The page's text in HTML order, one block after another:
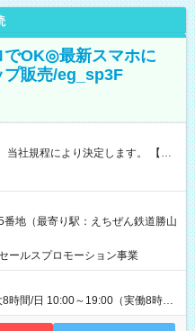
でOK◎最新スマホに
プ販売/eg_sp3F
規程により決定します。 【試
間の長さ：3ヶ月 雇用形態、給与
地（最寄り駅：えちぜん鉄道勝山
ールスプロモーション事業
時間/日 10:00～19:00（実働8時間
週5日勤務